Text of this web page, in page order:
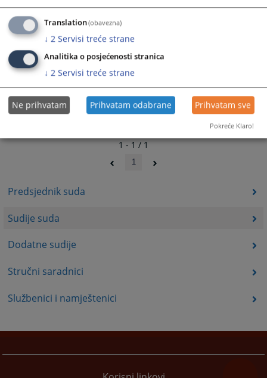
Predsjednik suda
Sudije suda
Dodatne sudije
Stručni saradnici
Službenici i namještenici
1 - 1 / 1
1
Translation(obavezna)
↓ 2 Servisi treće strane
Analitika o posjećenosti stranica
↓ 2 Servisi treće strane
Ne prihvatam Prihvatam odabrane Prihvatam sve
Pokreće Klaro!